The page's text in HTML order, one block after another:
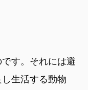
す。それには避
生活する動物